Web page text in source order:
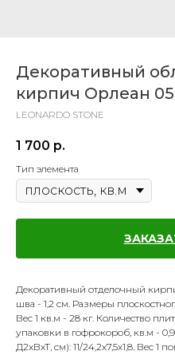
Декоративный
кирпич Орлеан
LEONARDO STONE
1 700 р.
Тип элемента
Декоративный отделочный
шва - 1,2 см. Размеры
Вес 1 кв.м - 28 кг. Количество
упаковки в гофрокороб, кв.м -
Д2хВхТ, см): 11/24,2х7,5х1,8. Вес 1